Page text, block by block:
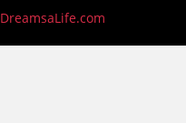
DreamsaLife.com